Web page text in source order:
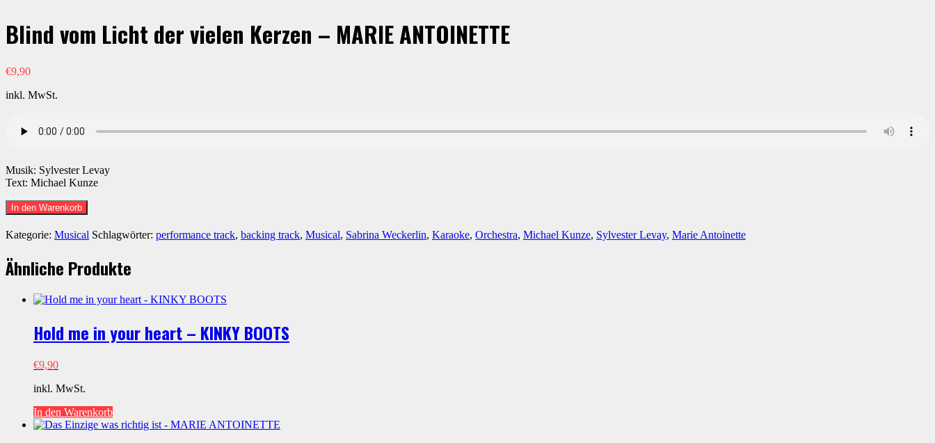
Blind vom Licht der vielen Kerzen – MARIE ANTOINETTE
€9,90
inkl. MwSt.
Musik: Sylvester Levay
Text: Michael Kunze
Blind
vom
Licht
vielen
Kerzen
MARIE
ANTOINETTE
In den Warenkorb
Kategorie: Musical Schlagwörter: performance track, backing track, Musical, Sabrina Weckerlin, Karaoke, Orchestra, Michael Kunze, Sylvester Levay, Marie Antoinette
Ähnliche Produkte
Hold me in your heart – KINKY BOOTS
€9,90
inkl. MwSt.
In den Warenkorb